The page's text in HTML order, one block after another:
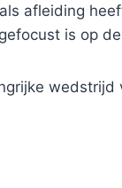
afleiding
is op
wedstrijd